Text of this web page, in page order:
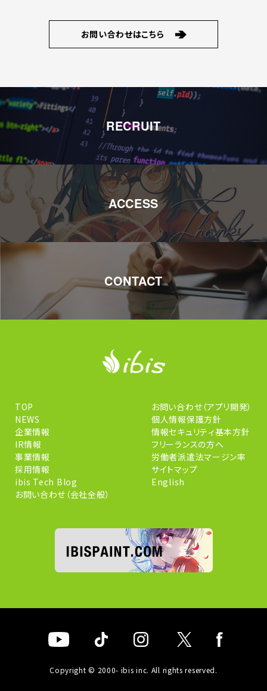
お問い合わせはこちら
RECRUIT
ACCESS
CONTACT
TOP
NEWS
企業情報
IR情報
事業情報
採用情報
ibis Tech Blog
お問い合わせ（会社全般）
お問い合わせ（アプリ開発）
個人情報保護方針
情報セキュリティ基本方針
フリーランスの方へ
労働者派遣法マージン率
サイトマップ
English
Copyright © 2000- ibis inc. All rights reserved.